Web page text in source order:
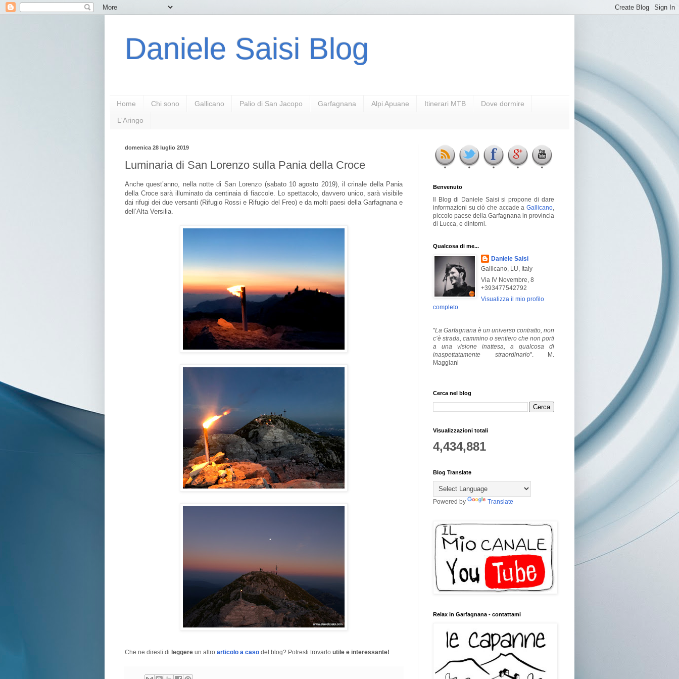
Daniele Saisi Blog
Home Chi sono Gallicano Palio di San Jacopo Garfagnana Alpi Apuane Itinerari MTB Dove dormire
L'Aringo
domenica 28 luglio 2019
Luminaria di San Lorenzo sulla Pania della Croce
Anche quest’anno, nella notte di San Lorenzo (sabato 10 agosto 2019), il crinale della Pania
della Croce sarà illuminato da centinaia di fiaccole. Lo spettacolo, davvero unico, sarà visibile
dai rifugi dei due versanti (Rifugio Rossi e Rifugio del Freo) e da molti paesi della Garfagnana e
dell’Alta Versilia.
Che ne diresti di leggere un altro articolo a caso del blog? Potresti trovarlo utile e interessante!
Benvenuto
Il Blog di Daniele Saisi si propone di dare
informazioni su ciò che accade a Gallicano
piccolo paese della Garfagnana in provincia
di Lucca, e dintorni.
Qualcosa di me...
Daniele Saisi
Gallicano, LU, Italy
Via IV Novembre, 8
+393477542792
Visualizza il mio profilo
completo
"La Garfagnana è un universo contratto, non
c’è strada, cammino o sentiero che non porti
a una visione inattesa, a qualcosa di
inaspettatamente straordinario". M.
Maggiani
Cerca nel blog
Visualizzazioni totali
4,434,881
Blog Translate
Powered by Translate
Relax in Garfagnana - contattami